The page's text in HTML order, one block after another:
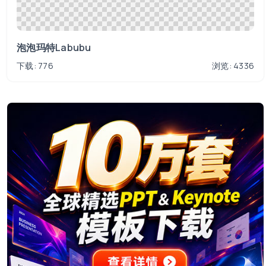
泡泡玛特Labubu
下载: 776 浏览: 4336